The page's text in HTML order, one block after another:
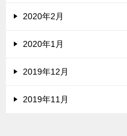
2020年2月
2020年1月
2019年12月
2019年11月